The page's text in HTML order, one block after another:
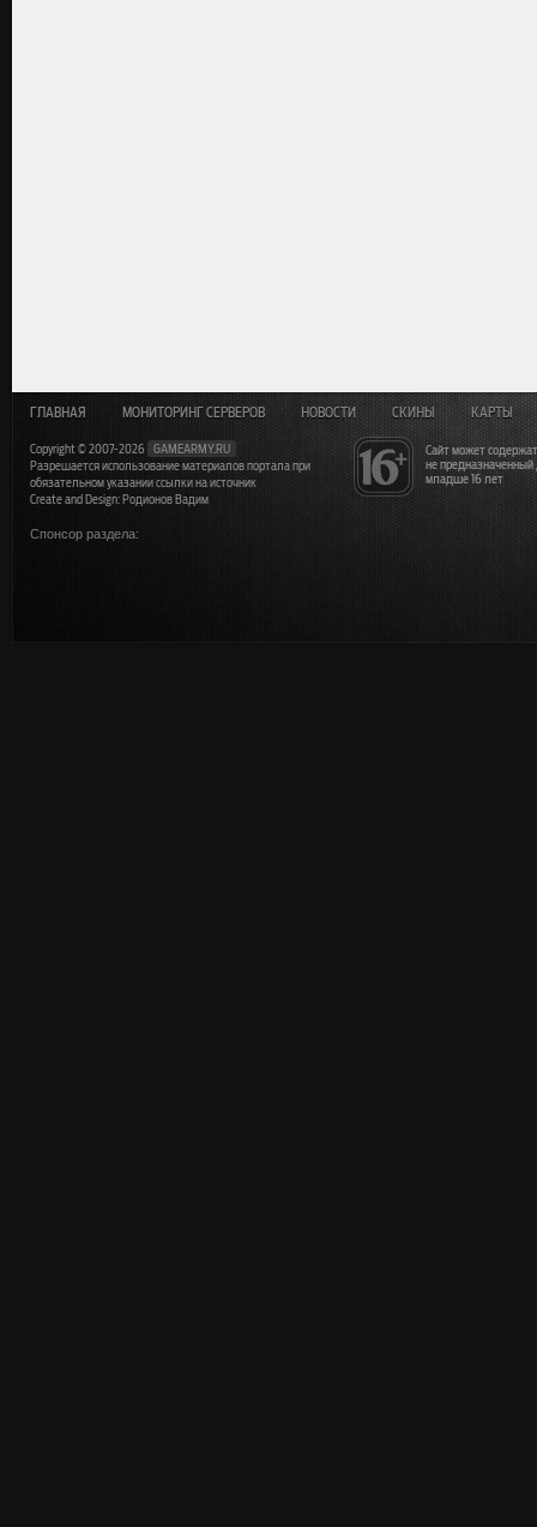
Сайт может
не
младше 16 лет
ГЛАВНАЯ МОНИТОРИНГ СЕРВЕРОВ НОВОСТИ СКИНЫ КАРТЫ
Copyright © 2007-2026
GAMEARMY.RU
Разрешается использование материалов портала при
обязательном указании ссылки на источник
Create and Design: Родионов Вадим
Спонсор раздела: